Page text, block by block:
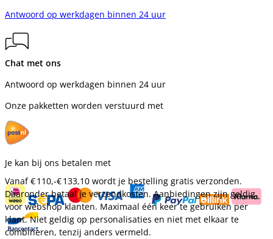
Antwoord op werkdagen binnen 24 uur
Chat met ons
Antwoord op werkdagen binnen 24 uur
Onze pakketten worden verstuurd met
Je kan bij ons betalen met
Vanaf€ 110,-€ 133,10 wordt je bestelling gratis verzonden.
Daaronder betaal je verzendkosten. Aanbiedingen zijn geldig
voor webshop klanten. Maximaal één keer te gebruiken per
klant. Niet geldig op personalisaties en niet met elkaar te
combineren, tenzij anders vermeld.